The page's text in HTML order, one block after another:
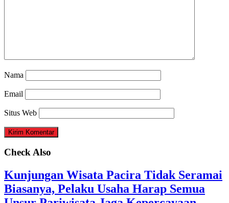
Nama
Email
Situs Web
Check Also
Kunjungan Wisata Pacira Tidak Seramai
Biasanya, Pelaku Usaha Harap Semua